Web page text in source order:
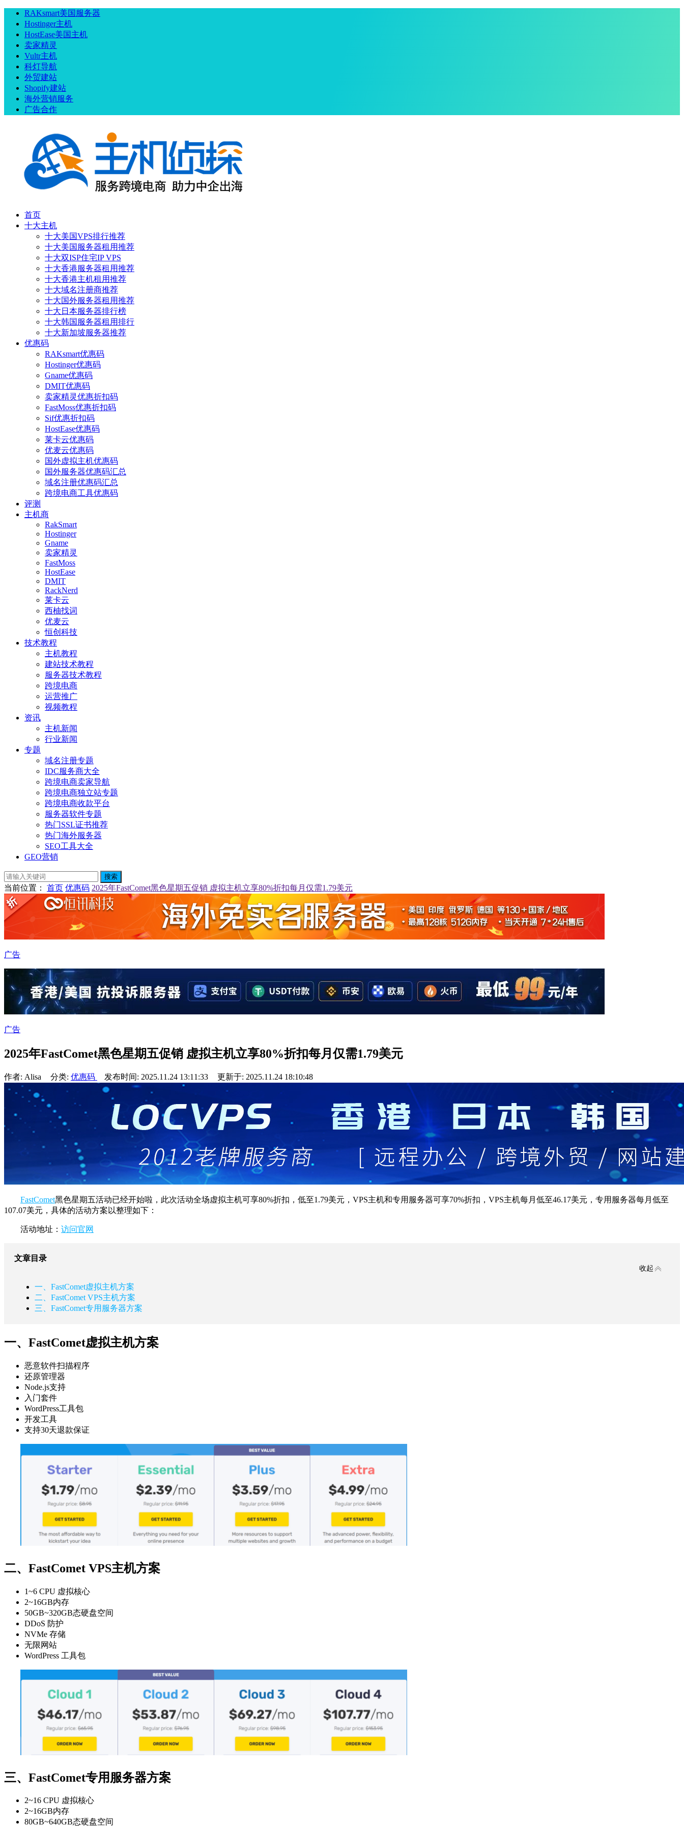
RAKsmart美国服务器
Hostinger主机
HostEase美国主机
卖家精灵
Vultr主机
科灯导航
外贸建站
Shopify建站
海外营销服务
广告合作
首页
十大主机
十大美国VPS排行推荐
十大美国服务器租用推荐
十大双ISP住宅IP VPS
十大香港服务器租用推荐
十大香港主机租用推荐
十大域名注册商推荐
十大国外服务器租用推荐
十大日本服务器排行榜
十大韩国服务器租用排行
十大新加坡服务器推荐
优惠码
RAKsmart优惠码
Hostinger优惠码
Gname优惠码
DMIT优惠码
卖家精灵优惠折扣码
FastMoss优惠折扣码
Sif优惠折扣码
HostEase优惠码
莱卡云优惠码
优麦云优惠码
国外虚拟主机优惠码
国外服务器优惠码汇总
域名注册优惠码汇总
跨境电商工具优惠码
评测
主机商
RakSmart
Hostinger
Gname
卖家精灵
FastMoss
HostEase
DMIT
RackNerd
莱卡云
西柚找词
优麦云
恒创科技
技术教程
主机教程
建站技术教程
服务器技术教程
跨境电商
运营推广
视频教程
资讯
主机新闻
行业新闻
专题
域名注册专题
IDC服务商大全
跨境电商卖家导航
跨境电商独立站专题
跨境电商收款平台
服务器软件专题
热门SSL证书推荐
热门海外服务器
SEO工具大全
GEO营销
搜索
当前位置 ： 首页 优惠码 2025年FastComet黑色星期五促销 虚拟主机立享80%折扣每月仅需1.79美元
广告
广告
2025年FastComet黑色星期五促销 虚拟主机立享80%折扣每月仅需1.79美元
作者: Alisa 分类: 优惠码 发布时间: 2025.11.24 13:11:33 更新于: 2025.11.24 18:10:48
FastComet黑色星期五活动已经开始啦，此次活动全场虚拟主机可享80%折扣，低至1.79美元，VPS主机和专用服务器可享70%折扣，VPS主机每月低至46.17美元，专用服务器每月低至
107.07美元，具体的活动方案以整理如下：
活动地址： 访问官网
文章目录
收起
一、FastComet虚拟主机方案
二、FastComet VPS主机方案
三、FastComet专用服务器方案
一、FastComet虚拟主机方案
恶意软件扫描程序
还原管理器
Node.js支持
入门套件
WordPress工具包
开发工具
支持30天退款保证
二、FastComet VPS主机方案
1~6 CPU 虚拟核心
2~16GB内存
50GB~320GB态硬盘空间
DDoS 防护
NVMe 存储
无限网站
WordPress 工具包
三、FastComet专用服务器方案
2~16 CPU 虚拟核心
2~16GB内存
80GB~640GB态硬盘空间